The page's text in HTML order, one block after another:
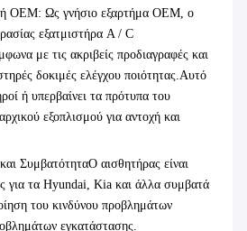
OEM: Ως γνήσιο εξαρτήμα OEM, ο
εξατμιστήρα A / C
με τις ακριβείς προδιαγραφές και
δοκιμές ελέγχου ποιότητας.Αυτό
ή υπερβαίνει τα πρότυπα του
εξοπλισμού για αντοχή και
ΣυμβατότηταΟ αισθητήρας είναι
για τα Hyundai, Kia και άλλα συμβατά
του κινδύνου προβλημάτων
εγκατάστασης.